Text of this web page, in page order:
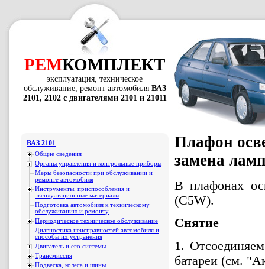
РЕМКОМПЛЕКТ
эксплуатация, техническое
обслуживание, ремонт автомобиля ВАЗ
2101, 2102 с двигателями 2101 и 21011
ВАЗ 2101
Общие сведения
Органы управления и контрольные приборы
Меры безопасности при обслуживании и
ремонте автомобиля
Инструменты, приспособления и
эксплуатационные материалы
Подготовка автомобиля к техническому
обслуживанию и ремонту
Периодическое техническое обслуживание
Диагностика неисправностей автомобиля и
способы их устранения
Двигатель и его системы
Трансмиссия
Подвеска, колеса и шины
Плафон
замена
В плафонах
(C5W).
Снятие
1.
батареи (см.